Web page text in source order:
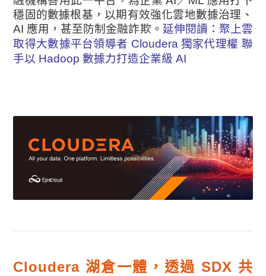
穩固的數據根基，以期有效強化雲地數據治理、
AI 應用，甚至防制金融詐欺。 延伸閱讀： 聚上雲
取得大數據平台領導者 Cloudera 獨家代理權 聯
手以 Hadoop 數據力打造企業級 AI
Cloudera 湖倉一體，透過 SDX 共